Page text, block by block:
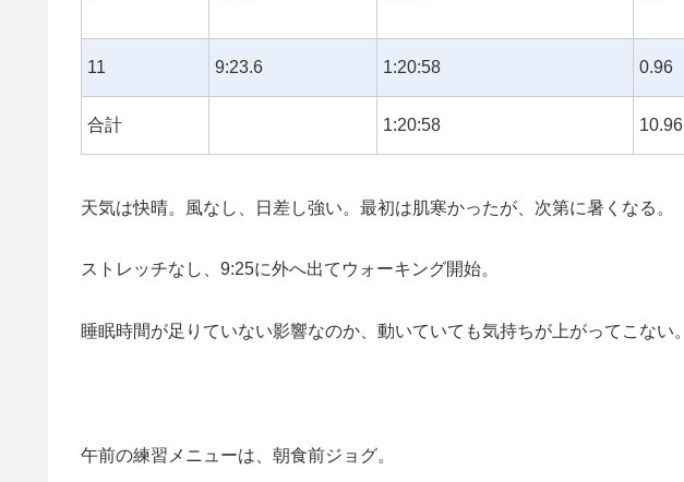
11 9:23.6 1:20:58 0.96
合計 1:20:58 10.96
天気は快晴。風なし、日差し強い。最初は肌寒かったが、次第に暑くなる。
ストレッチなし、9:25に外へ出てウォーキング開始。
睡眠時間が足りていない影響なのか、動いていても気持ちが上がってこない。
午前の練習メニューは、朝食前ジョグ。